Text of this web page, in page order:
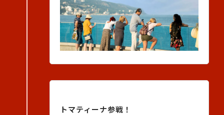
トマティーナ参戦！